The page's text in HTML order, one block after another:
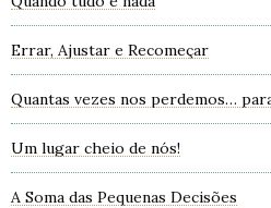
Errar, Ajustar e Recomeçar
Quantas vezes nos perdemos…
Um lugar cheio de nós!
A Soma das Pequenas Decisões